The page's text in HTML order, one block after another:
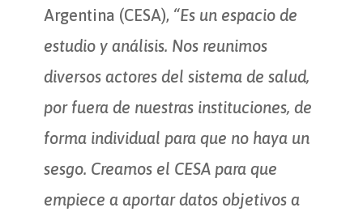
Argentina (CESA), “Es un espacio de
estudio y análisis. Nos reunimos
diversos actores del sistema de salud,
por fuera de nuestras instituciones, de
forma individual para que no haya un
sesgo. Creamos el CESA para que
empiece a aportar datos objetivos a